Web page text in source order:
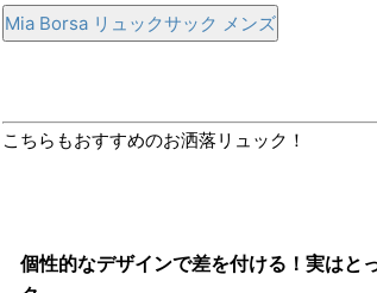
Mia Borsa リュックサック メンズ
こちらもおすすめのお洒落リュック！
個性的なデザインで差を付ける！実はと